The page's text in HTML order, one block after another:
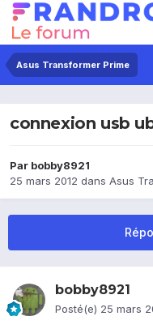
Asus Transformer Prime
connexion usb
Par bobby8921
25 mars 2012 dans Asus
bobby8921
Posté(e) 25 mars